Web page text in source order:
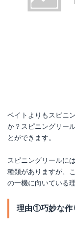
ベイトよりもスピニ
か？スピニングリー
とができます。
スピニングリールに
種類がありますが、
の一機に向いている
理由①巧妙な作